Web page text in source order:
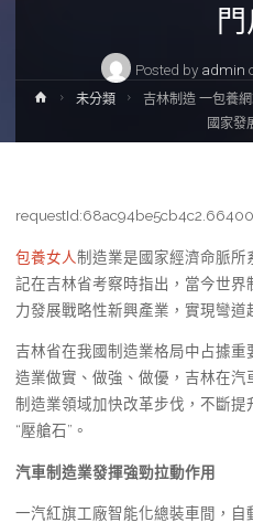
門
Posted by admin
Home未分類
吉林制造 一包養
國家發
包養女人制造業是國家經濟命脈所
記在吉林省考察時指出，當今世
力發展戰略性新興產業，實現彎道
吉林省在我國制造業格局中占據重
造業做實、做強、做優，吉林在
制造業領域加快改革步伐，不斷
“壓艙石”。
汽車制造業發揮強勁拉動作用
一汽紅旗工廠智能化總裝車間，